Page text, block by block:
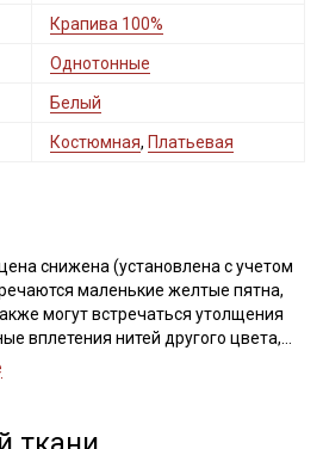
Крапива 100%
Однотонные
Белый
Костюмная, Платьевая
снижена (установлена с учетом
маленькие желтые пятна,
могут встречаться утолщения
вплетения нитей другого цвета,
расстоянии до 5см от края браком